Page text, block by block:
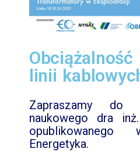
Obciążalność
linii
Zapraszamy do
naukowego dra inż.
opublikowanego
Energetyka.